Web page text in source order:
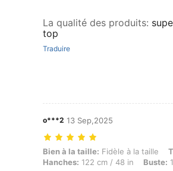
La qualité des produits:
top
Traduire
o***2 13 Sep,2025
Bien à la taille: Fidèle à la taille, Taille:
Bien à la taille: Fidèle à la taille
Hanches: 122 cm / 48 in Buste: